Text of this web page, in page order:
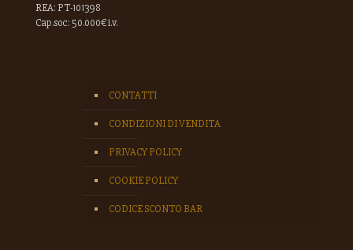
REA: PT-101398
Cap.soc: 50.000€ i.v.
CONTATTI
CONDIZIONI DI VENDITA
PRIVACY POLICY
COOKIE POLICY
CODICE SCONTO BAR